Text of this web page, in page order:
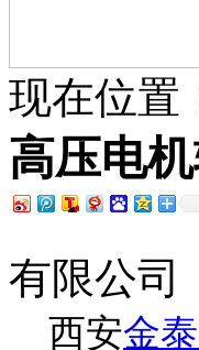
现在位置
高压电
有限公司
西安金